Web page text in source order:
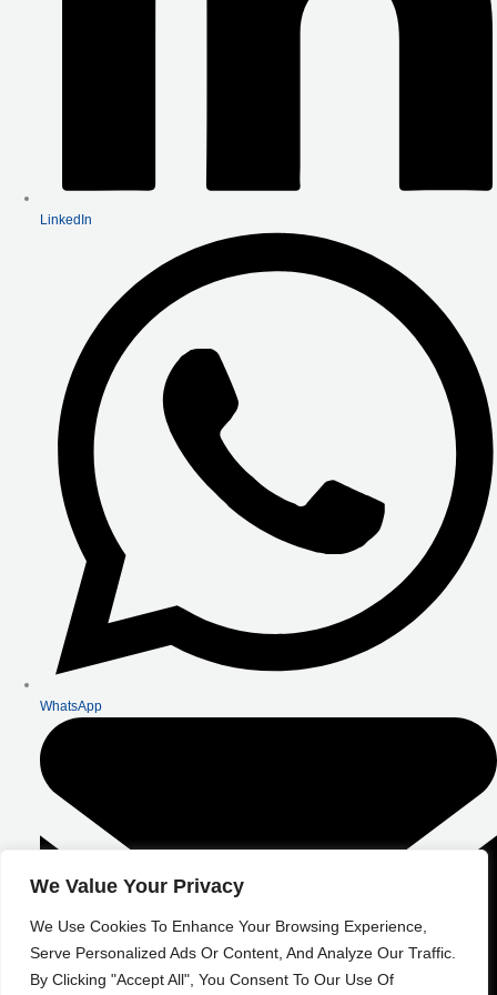
We Value Your Privacy
We Use Cookies To Enhance Your Browsing Experience,
Serve Personalized Ads Or Content, And Analyze Our Traffic.
By Clicking "Accept All", You Consent To Our Use Of
LinkedIn
WhatsApp